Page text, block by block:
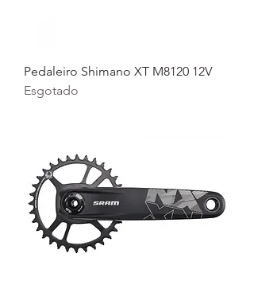
Pedaleiro Shimano XT M8120 12V
Esgotado